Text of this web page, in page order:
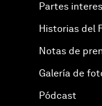
Partes
Historias del
Notas de
Galería de
Pódcast